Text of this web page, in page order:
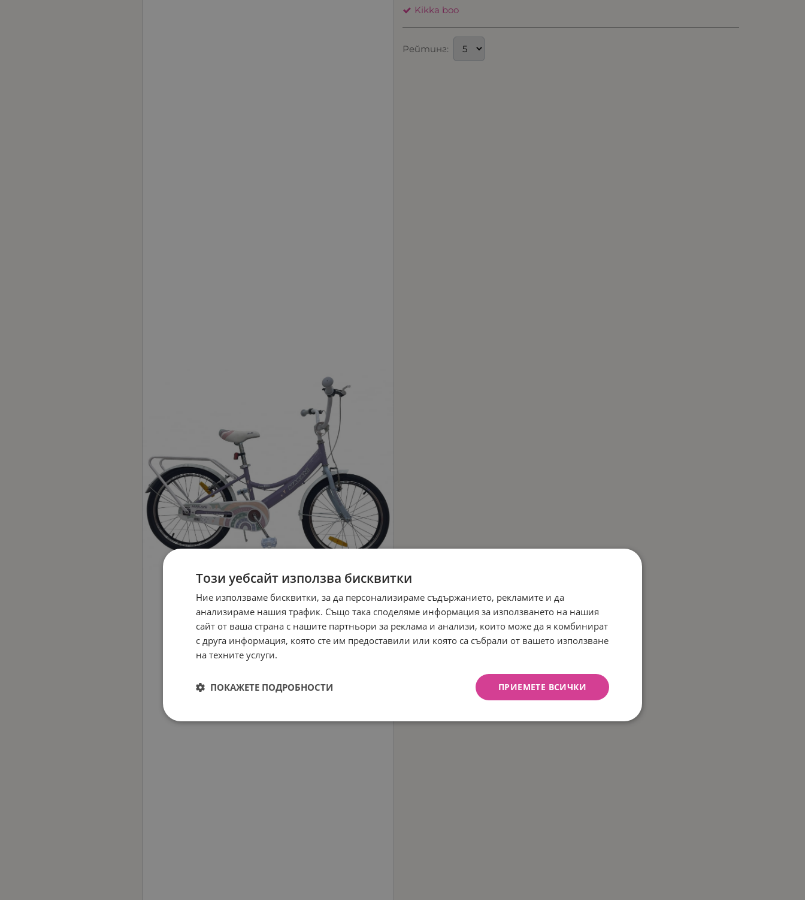
Kikka boo
Рейтинг:
Този уебсайт използва бисквитки
Ние използваме бисквитки, за да персонализираме съдържанието, рекламите и да
анализираме нашия трафик. Също така споделяме информация за използването на нашия
сайт от ваша страна с нашите партньори за реклама и анализи, които може да я комбинират
с друга информация, която сте им предоставили или която са събрали от вашето използване
на техните услуги.
ПРИЕМЕТЕ ВСИЧКИ
ПОКАЖЕТЕ ПОДРОБНОСТИ